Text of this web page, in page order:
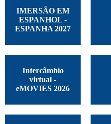
IMERSÃO EM
ESPANHOL -
ESPANHA 2027
Intercâmbio
virtual -
eMOVIES 2026